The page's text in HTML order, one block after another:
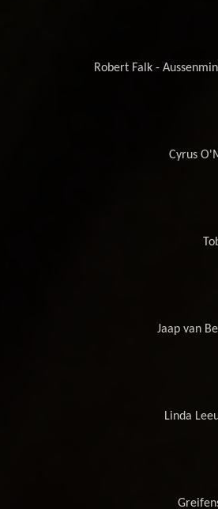
Robert Falk -
Cyrus
Jaap van
Linda